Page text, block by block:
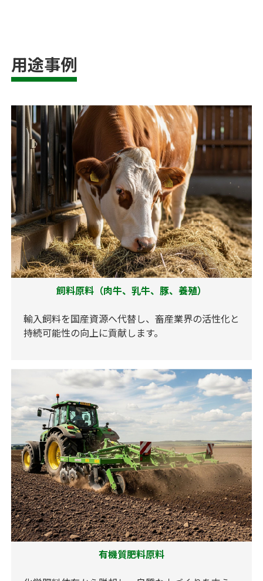
用途事例
飼料原料（肉牛、乳牛、豚、養殖）
輸入飼料を国産資源へ代替し、畜産業界の活性化と
持続可能性の向上に貢献します。
有機質肥料原料